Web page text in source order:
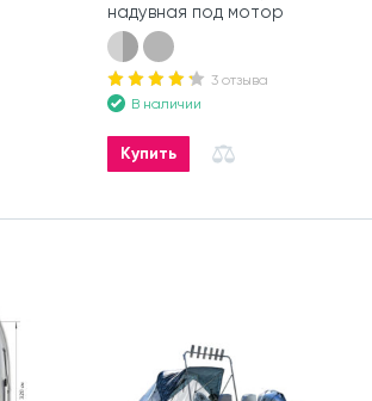
надувная под мотор
3 отзыва
В наличии
Купить